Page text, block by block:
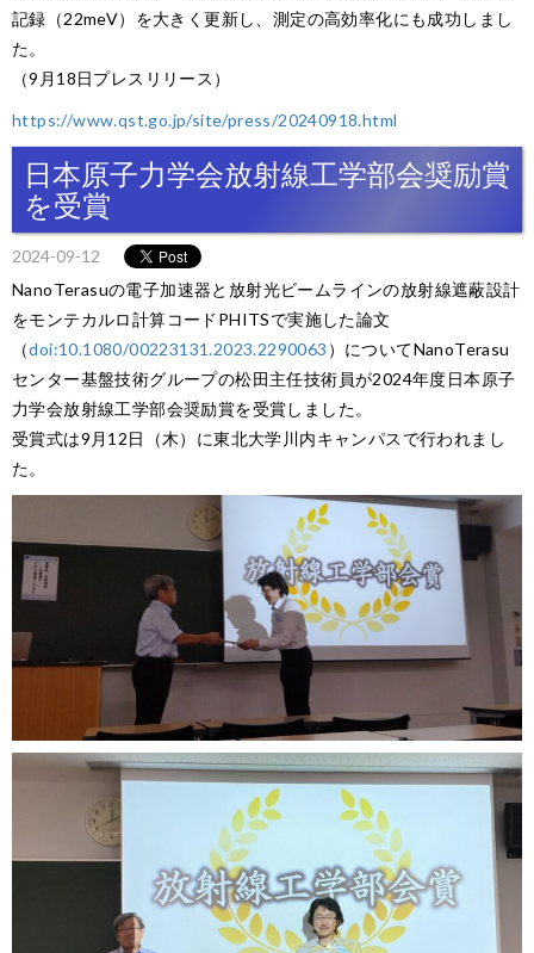
記録（22meV）を大きく更新し、測定の高効率化にも成功しまし
た。
（9月18日プレスリリース）
https://www.qst.go.jp/site/press/20240918.html
日本原子力学会放射線工学部会奨励賞
を受賞
2024-09-12
NanoTerasuの電子加速器と放射光ビームラインの放射線遮蔽設計
をモンテカルロ計算コードPHITSで実施した論文
（doi:10.1080/00223131.2023.2290063 ）についてNanoTerasu
センター基盤技術グループの松田主任技術員が2024年度日本原子
力学会放射線工学部会奨励賞を受賞しました。
受賞式は9月12日（木）に東北大学川内キャンパスで行われまし
た。